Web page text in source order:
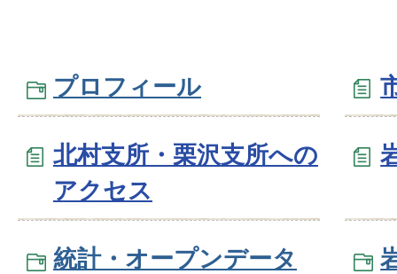
プロフィール
北村支所・栗沢支所への
アクセス
統計・オープンデータ